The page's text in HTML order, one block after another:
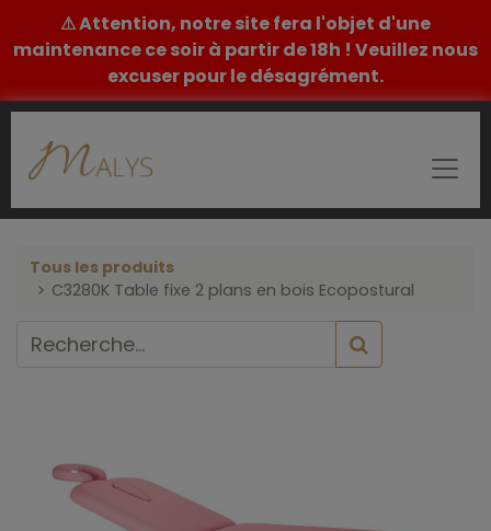
⚠ Attention, notre site fera l'objet d'une
maintenance ce soir à partir de 18h ! Veuillez nous
excuser pour le désagrément.
Tous les produits
C3280K Table fixe 2 plans en bois Ecopostural